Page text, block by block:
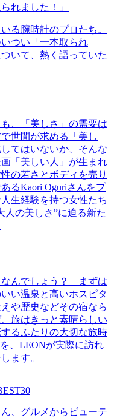
れました！」
る腕時計のプロたち。
つい「一本取られ
いて、熱く語っていた
、「美しさ」の需要は
世間が求める「美し
てはいないか、そんな
「美しい人」が生まれ
の若さとボディを売り
るKaori Oguriさんをプ
生経験を持つ女性たち
人の美しさ”に迫る新た
なんでしょう？ まずは
い温泉と高いホスピタ
や歴史などその宿なら
旅はきっと素晴らしい
るふたりの大切な旅時
、LEONが実際に訪れ
ます。
、グルメからビューテ